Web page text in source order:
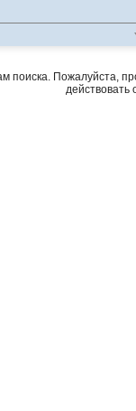
Пожалуйста,
действовать